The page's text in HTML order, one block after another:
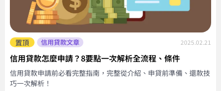
置頂 信用貸款文章 2025.02.21
信用貸款怎麼申請？8要點一次解析全流程、條件
信用貸款申請前必看完整指南，完整從介紹、申貸前準備、還款技
巧一次解析！